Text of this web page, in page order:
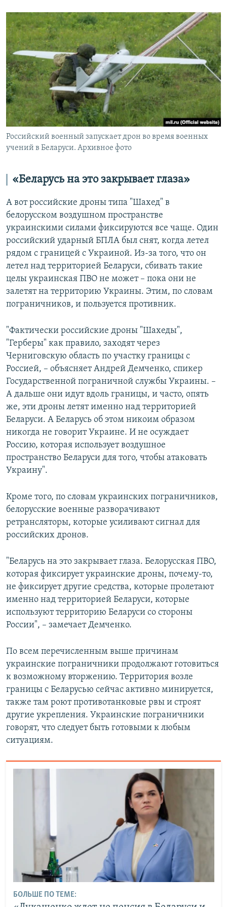
Российский военный запускает дрон во время военных
учений в Беларуси. Архивное фото
«Беларусь на это закрывает глаза»
А вот российские дроны типа "Шахед" в
белорусском воздушном пространстве
украинскими силами фиксируются все чаще. Один
российский ударный БПЛА был снят, когда летел
рядом с границей с Украиной. Из-за того, что он
летел над территорией Беларуси, сбивать такие
целы украинская ПВО не может – пока они не
залетят на территорию Украины. Этим, по словам
пограничников, и пользуется противник.
"Фактически российские дроны "Шахеды",
"Герберы" как правило, заходят через
Черниговскую область по участку границы с
Россией, – объясняет Андрей Демченко, спикер
Государственной пограничной службы Украины. –
А дальше они идут вдоль границы, и часто, опять
же, эти дроны летят именно над территорией
Беларуси. А Беларусь об этом никоим образом
никогда не говорит Украине. И не осуждает
Россию, которая использует воздушное
пространство Беларуси для того, чтобы атаковать
Украину".
Кроме того, по словам украинских пограничников,
белорусские военные разворачивают
ретрансляторы, которые усиливают сигнал для
российских дронов.
"Беларусь на это закрывает глаза. Белорусская ПВО,
которая фиксирует украинские дроны, почему-то,
не фиксирует другие средства, которые пролетают
именно над территорией Беларуси, которые
используют территорию Беларуси со стороны
России", – замечает Демченко.
По всем перечисленным выше причинам
украинские пограничники продолжают готовиться
к возможному вторжению. Территория возле
границы с Беларусью сейчас активно минируется,
также там роют противотанковые рвы и строят
другие укрепления. Украинские пограничники
говорят, что следует быть готовыми к любым
ситуациям.
БОЛЬШЕ ПО ТЕМЕ: